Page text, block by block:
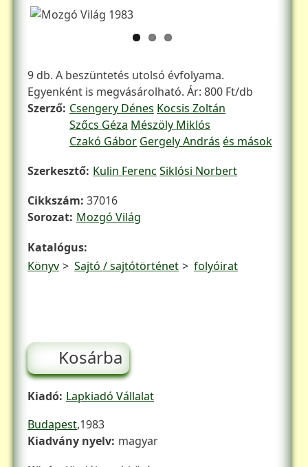
Hozzáfűzések
9 db. A beszüntetés utolsó évfolyama.
Egyenként is megvásárolható. Ár: 800 Ft/db
Szerző Csengery Dénes Kocsis Zoltán
Szőcs Géza Mészöly Miklós
Czakó Gábor Gergely András és mások
Szerkesztő Kulin Ferenc Siklósi Norbert
Cikkszám 37016
Sorozat Mozgó Világ
Katalógus
Könyv
Sajtó / sajtótörténet folyóirat
Kosárba
Kiadó Lapkiadó Vállalat
Budapest Kiadás éve
1983
Kiadvány nyelv magyar